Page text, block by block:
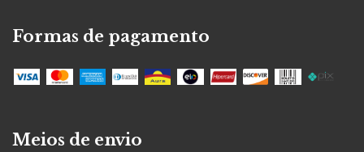
Formas de pagamento
Meios de envio